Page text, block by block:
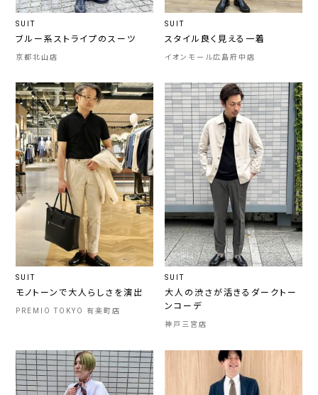
SUIT
ブルー系ストライプのスーツ
京都北山店
SUIT
スタイル良く見える一着
イオンモール広島府中店
SUIT
モノトーンで大人らしさを演出
PREMIO TOKYO 有楽町店
SUIT
大人の渋さが活きるダークトー
ンコーデ
神戸三宮店